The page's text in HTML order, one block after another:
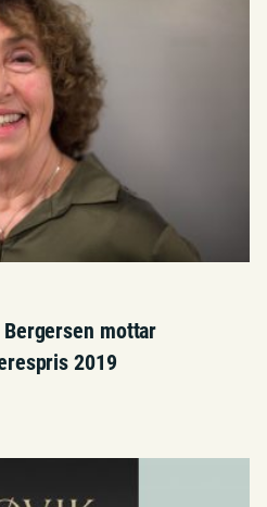
mottar
2019